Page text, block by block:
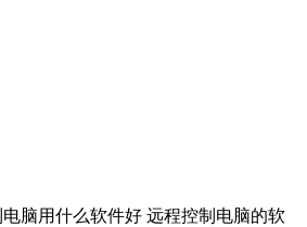
脑用什么软件好 远程控制电脑的软